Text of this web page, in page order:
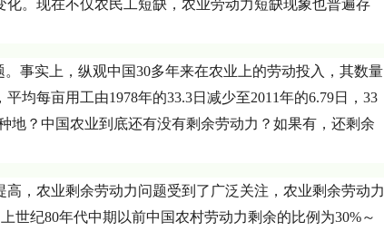
。现在不仅农民工短缺，农业劳动力短缺现象也普遍存
事实上，纵观中国30多年来在农业上的劳动投入，其数量
均每亩用工由1978年的33.3日减少至2011年的6.79日，33
地？中国农业到底还有没有剩余劳动力？如果有，还剩余
，农业剩余劳动力问题受到了广泛关注，农业剩余劳动力
世纪80年代中期以前中国农村劳动力剩余的比例为30%～